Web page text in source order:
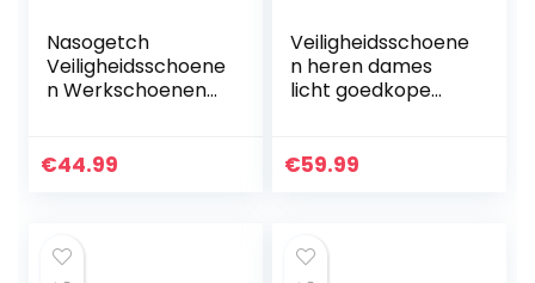
Nasogetch
Veiligheidsschoene
n Werkschoenen
Veiligheid Trainers
€44.99
Veiligheidsschoene
n heren dames
licht goedkope
hoofdschoenen
€59.99